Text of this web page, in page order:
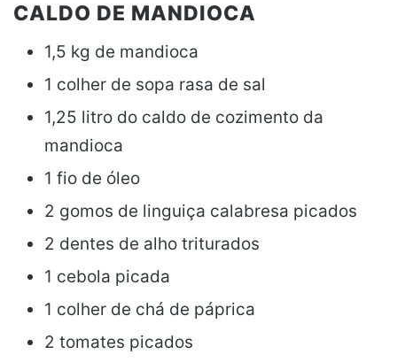
CALDO DE MANDIOCA
1,5 kg de mandioca
1 colher de sopa rasa de sal
1,25 litro do caldo de cozimento da
mandioca
1 fio de óleo
2 gomos de linguiça calabresa picados
2 dentes de alho triturados
1 cebola picada
1 colher de chá de páprica
2 tomates picados